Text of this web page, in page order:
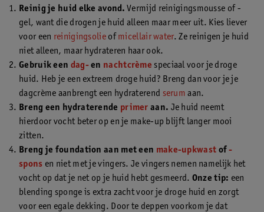
Reinig je huid elke avond. Vermijd reinigingsmousse of -
gel, want die drogen je huid alleen maar meer uit. Kies liever
voor een reinigingsolieof micellair water. Ze reinigen je huid
niet alleen, maar hydrateren haar ook.
Gebruik een dag-en nachtcrème speciaal voor je droge
huid. Heb je een extreem droge huid? Breng dan voor je je
dagcrème aanbrengt een hydraterend serum aan.
Breng een hydraterende primer aan. Je huid neemt
hierdoor vocht beter op en je make-up blijft langer mooi
zitten.
Breng je foundation aan met een make-upkwast of-
spons en niet met je vingers. Je vingers nemen namelijk het
vocht op dat je net op je huid hebt gesmeerd. Onze tip: een
blending sponge is extra zacht voor je droge huid en zorgt
voor een egale dekking. Door te deppen voorkom je dat